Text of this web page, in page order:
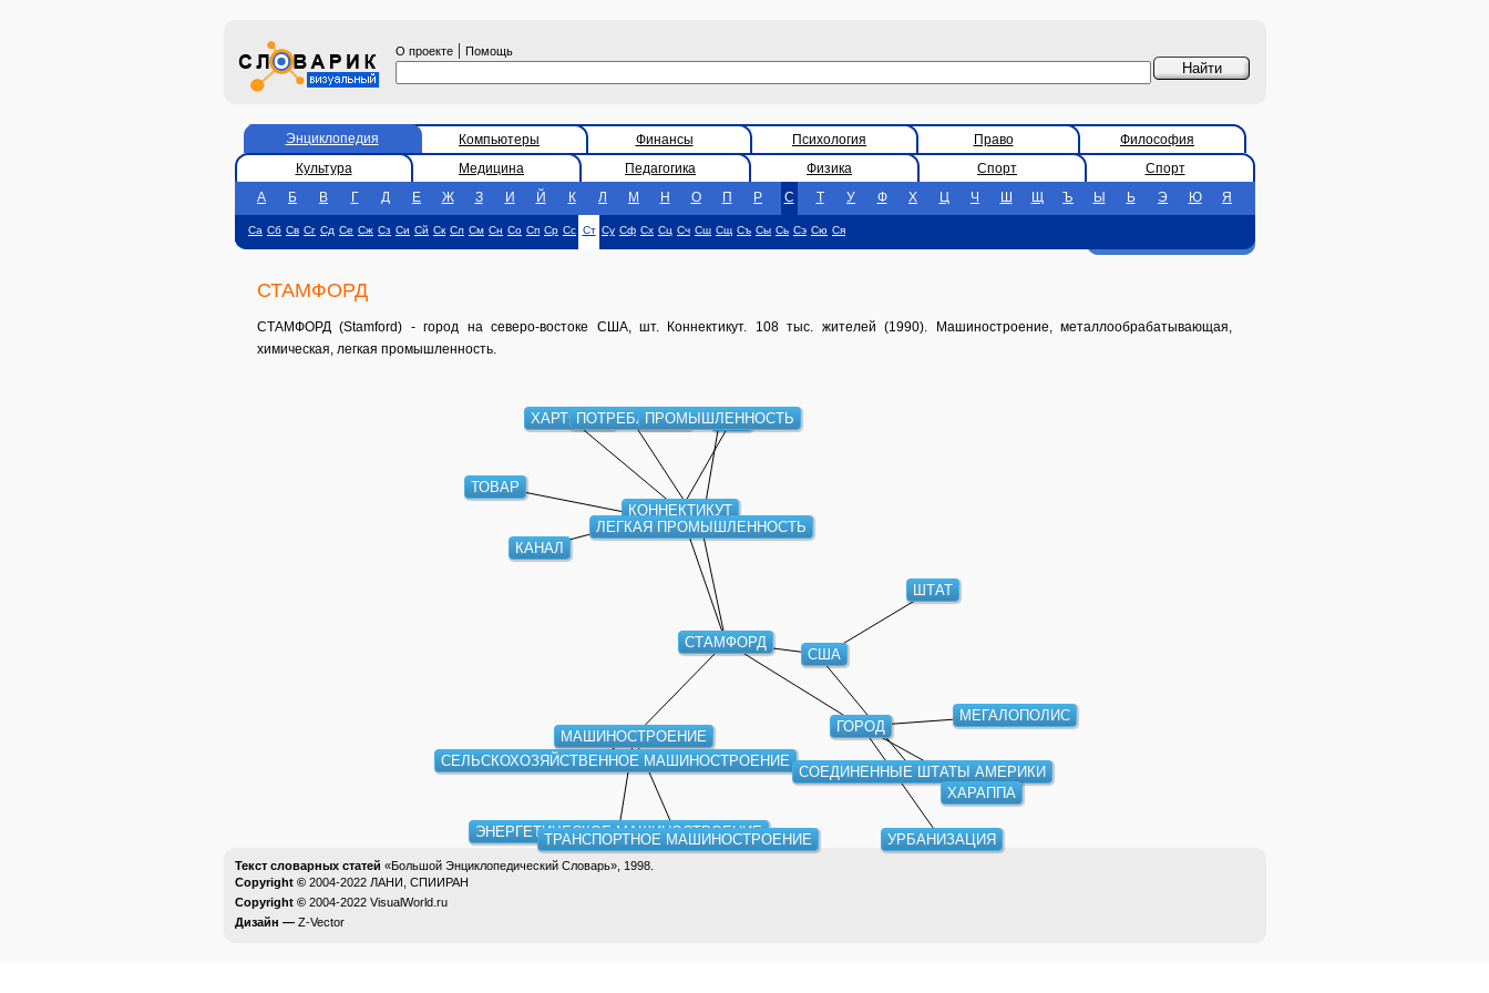
О проекте | Помощь
Энциклопедия Компьютеры Финансы Психология Право
Философия
Культура
Медицина Педагогика Физика Спорт
Спорт
А
Б В Г Д Е Ж З И Й К Л М Н О П Р С Т У Ф Х Ц Ч Ш Щ Ъ Ы Ь Э Ю Я
Са Сб Св Сг Сд Се Сж Сз Си Сй Ск Сл См Сн Со Сп Ср Сс Ст Су Сф Сх Сц Сч Сш Сщ Съ Сы Сь Сэ Сю Ся
СТАМФОРД
СТАМФОРД (Stamford) - город на северо-востоке США, шт. Коннектикут. 108 тыс. жителей (1990). Машиностроение, металлообрабатывающая,
химическая, легкая промышленность.
СТАМФОРД
КОННЕКТИКУТ
ЛЕГКАЯ ПРОМЫШЛЕННОСТЬ
МАШИНОСТРОЕНИЕ
США
ГОРОД
ХАРТФОРД СУД
КАНАЛ
ПОТРЕБЛЕНИЕ
ТОВАР
ПРОМЫШЛЕННОСТЬ
ЭНЕРГЕТИЧЕСКОЕ МАШИНОСТРОЕНИЕ
ТРАНСПОРТНОЕ МАШИНОСТРОЕНИЕ
СЕЛЬСКОХОЗЯЙСТВЕННОЕ МАШИНОСТРОЕНИЕ
СОЕДИНЕННЫЕ ШТАТЫ АМЕРИКИ
ШТАТ
МЕГАЛОПОЛИС
ХАРАППА
УРБАНИЗАЦИЯ
Текст словарных статей «Большой Энциклопедический Словарь», 1998.
Copyright © 2004-2022 ЛАНИ, СПИИРАН
Copyright © 2004-2022 VisualWorld.ru
Дизайн — Z-Vector